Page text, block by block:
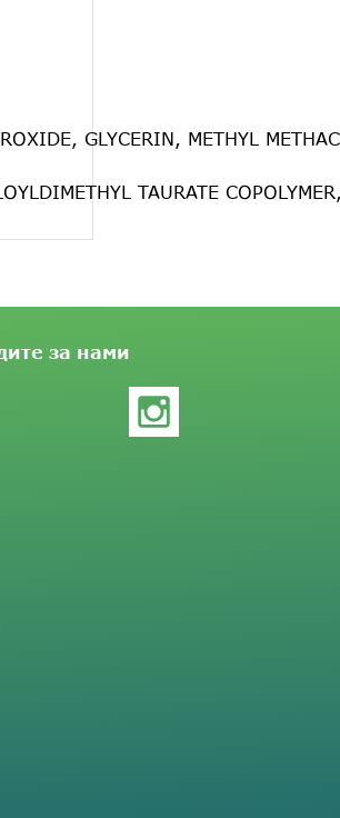
GLYCERIN, METHYL
TAURATE
за нами